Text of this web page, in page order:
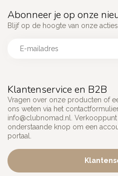
Klantenservice en B2B
Vragen over onze producten of
ons weten via het
info@clubnomad.nl
.
onderstaande knop om een
portaal.
Abonneer je op onze
Blijf op de hoogte van onze